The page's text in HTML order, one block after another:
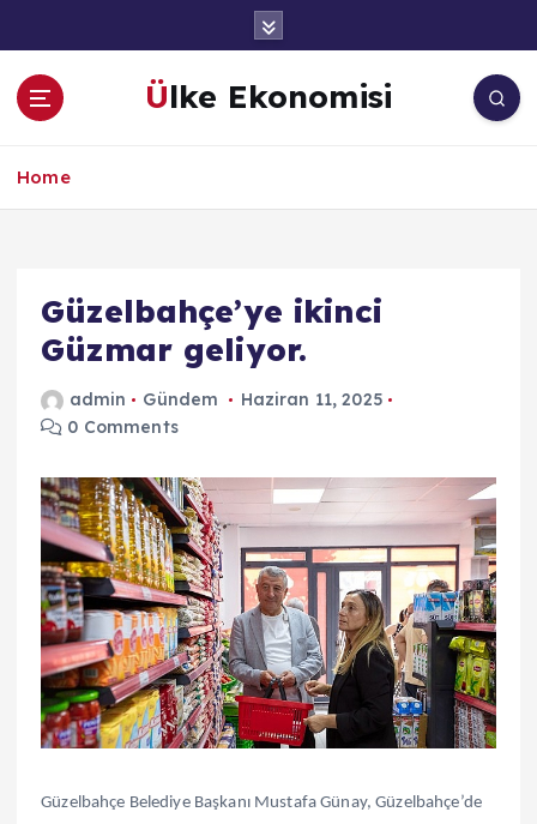
a
Ülke Ekonomisi
Home
Güzelbahçe’ye ikinci
Güzmar geliyor.
admin Gündem
Haziran 11, 2025
0 Comments
Güzelbahçe Belediye Başkanı Mustafa Günay, Güzelbahçe’de